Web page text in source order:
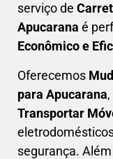
serviço de C
Apucarana é
Econômico e
Oferecemos
para Apucarana
Transportar
segurança.